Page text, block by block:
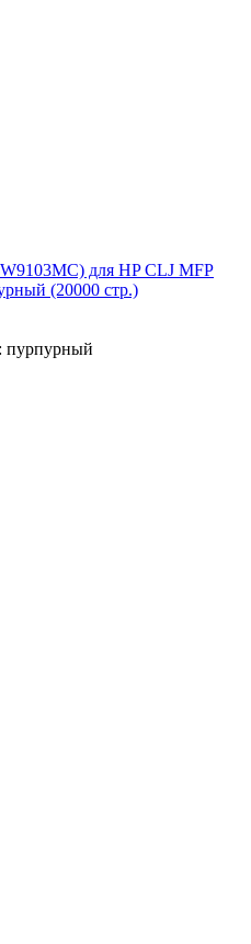
для HP CLJ MFP
(20000 стр.)
пурпурный